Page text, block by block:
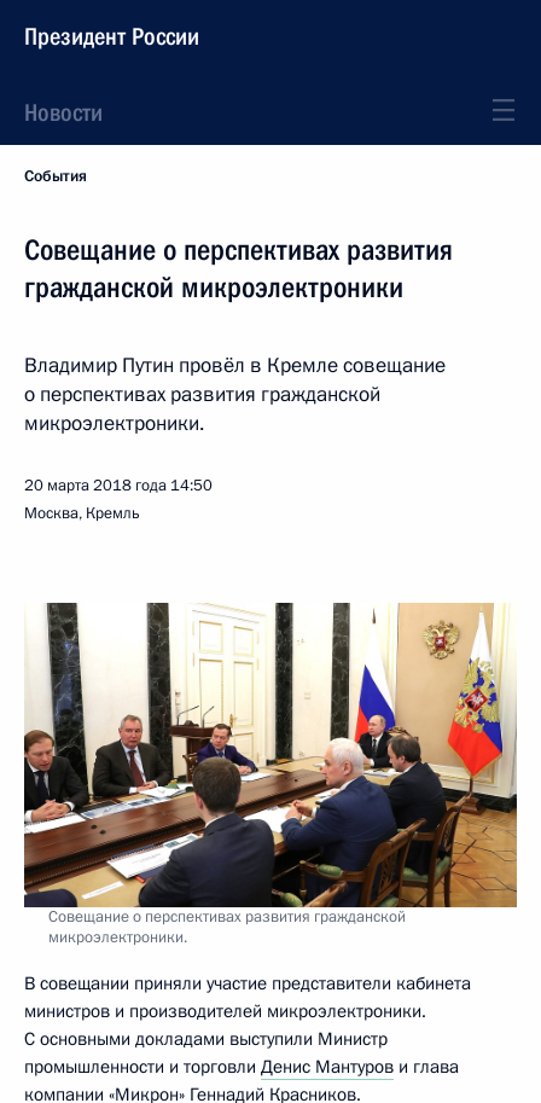
Президент России
Новости
События
Совещание о перспективах развития
гражданской микроэлектроники
Владимир Путин провёл в Кремле совещание
о перспективах развития гражданской
микроэлектроники.
20 марта 2018 года 14:50
Москва, Кремль
Совещание о перспективах развития гражданской
микроэлектроники.
В совещании приняли участие представители кабинета
министров и производителей микроэлектроники.
С основными докладами выступили Министр
промышленности и торговли Денис Мантуров и глава
компании «Микрон» Геннадий Красников.